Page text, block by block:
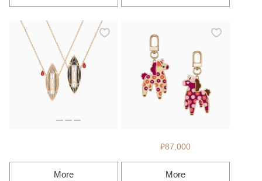
More
₽87,000
More